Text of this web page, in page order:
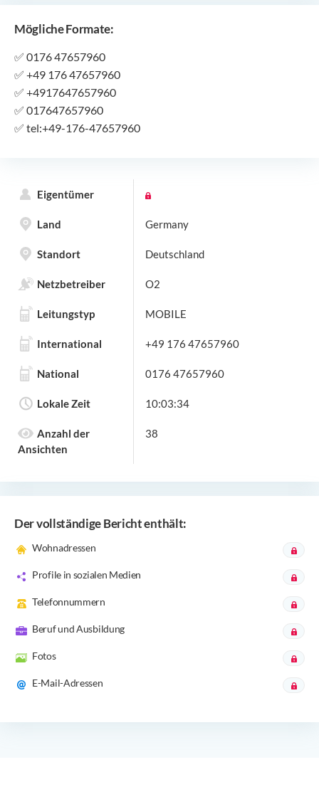
Mögliche Formate:
✅ 0176 47657960
✅ +49 176 47657960
✅ +4917647657960
✅ 017647657960
✅ tel:+49-176-47657960
Eigentümer
Land Germany
Standort Deutschland
Netzbetreiber O2
Leitungstyp MOBILE
International +49 176 47657960
National 0176 47657960
Lokale Zeit 10:03:34
Anzahl der
Ansichten
38
Der vollständige Bericht enthält:
Wohnadressen
Profile in sozialen Medien
Telefonnummern
Beruf und Ausbildung
Fotos
E-Mail-Adressen